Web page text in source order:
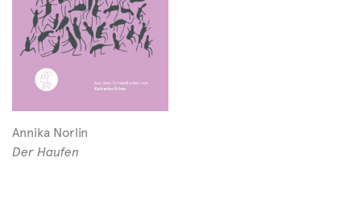
Annika Norlin
Der Haufen